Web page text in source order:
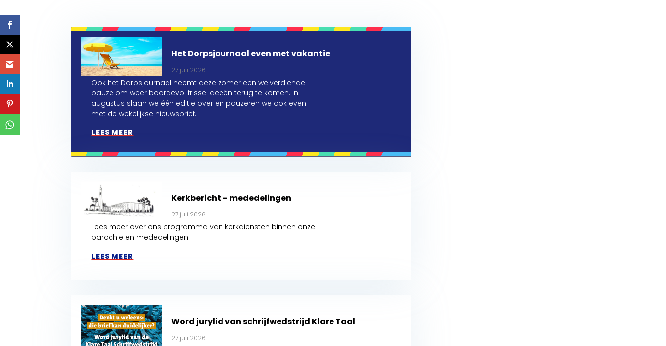
Het Dorpsjournaal even met vakantie
27 juli 2026
Ook het Dorpsjournaal neemt deze zomer een welverdiende
pauze om weer boordevol frisse ideeën terug te komen. In
augustus slaan we één editie over en pauzeren we ook even
met de wekelijkse nieuwsbrief.
LEES MEER
Kerkbericht – mededelingen
27 juli 2026
Lees meer over ons programma van kerkdiensten binnen onze
parochie en mededelingen.
LEES MEER
Word jurylid van schrijfwedstrijd Klare Taal
27 juli 2026